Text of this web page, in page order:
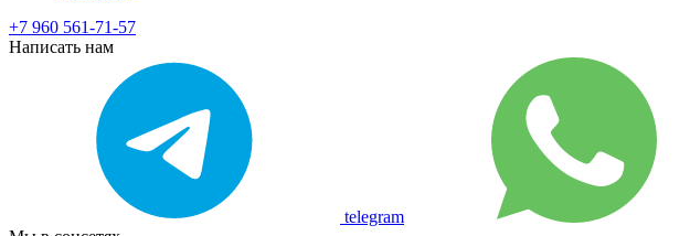
+7 960 561-71-57
Написать нам
telegram